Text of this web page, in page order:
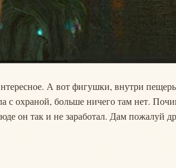
А вот фигушки, внутри
с охраной, больше ничего там нет.
он так и не заработал. Дам пожалуй